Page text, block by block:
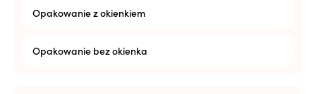
Opakowanie z okienkiem
Opakowanie bez okienka